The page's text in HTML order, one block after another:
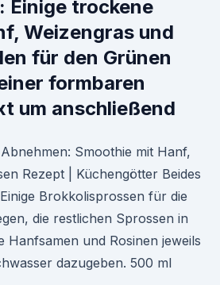
Einige trockene
Weizengras und
für den Grünen
formbaren
um anschließend
Smoothie mit Hanf,
Rezept | Küchengötter Beides
Brokkolisprossen für die
die restlichen Sprossen in
Hanfsamen und Rosinen jeweils
dazugeben. 500 ml